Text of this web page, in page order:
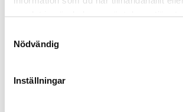
samlat in när du har använt deras
Nödvändig
Inställningar